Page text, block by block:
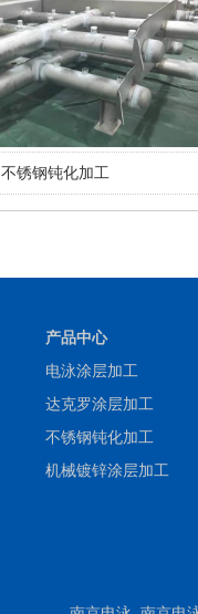
不锈钢钝化加工
产品中心
电泳涂层加工
达克罗涂层加工
不锈钢钝化加工
机械镀锌涂层加工